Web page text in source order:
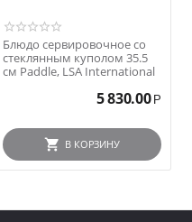
Блюдо сервировочное со
стеклянным куполом 35.5
см Paddle, LSA International
5 830.00 Р
В КОРЗИНУ